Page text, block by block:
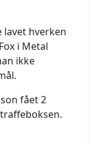
lavet hverken
i Metal
ikke
fået 2